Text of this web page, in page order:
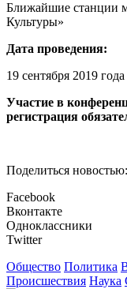
Ближайшие станции
Культуры»
Дата проведения:
19 сентября 2019
Участие в
регистрация
Поделиться новостью:
Facebook
Вконтакте
Одноклассники
Twitter
Общество Политика
Происшествия Наука